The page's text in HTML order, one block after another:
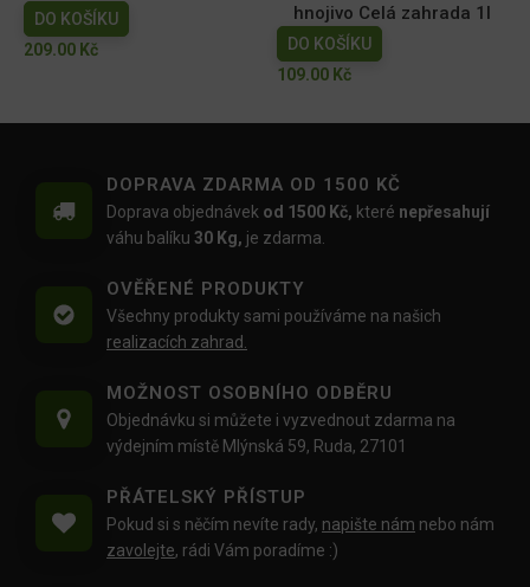
DO KOŠÍKU
209.00 Kč
hnojivo Celá zahrada 1l
DO KOŠÍKU
109.00 Kč
DOPRAVA ZDARMA OD 1500 KČ
Doprava objednávek od 1500 Kč, které nepřesahují
váhu balíku 30 Kg, je zdarma.
OVĚŘENÉ PRODUKTY
Všechny produkty sami používáme na našich
realizacích zahrad.
MOŽNOST OSOBNÍHO ODBĚRU
Objednávku si můžete i vyzvednout zdarma na
výdejním místě Mlýnská 59, Ruda, 27101
PŘÁTELSKÝ PŘÍSTUP
Pokud si s něčím nevíte rady, napište nám nebo nám
zavolejte, rádi Vám poradíme :)